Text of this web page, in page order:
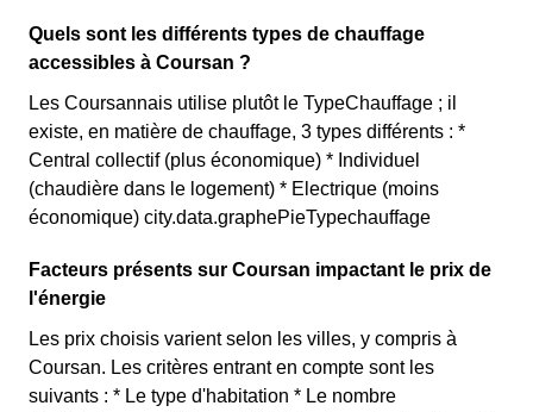
Quels sont les différents types de chauffage
accessibles à Coursan ?
Les Coursannais utilise plutôt le TypeChauffage ; il
existe, en matière de chauffage, 3 types différents : *
Central collectif (plus économique) * Individuel
(chaudière dans le logement) * Electrique (moins
économique) city.data.graphePieTypechauffage
Facteurs présents sur Coursan impactant le prix de
l'énergie
Les prix choisis varient selon les villes, y compris à
Coursan. Les critères entrant en compte sont les
suivants : * Le type d'habitation * Le nombre